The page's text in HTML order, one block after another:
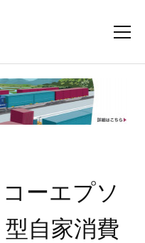
ーエプソ
自家消費